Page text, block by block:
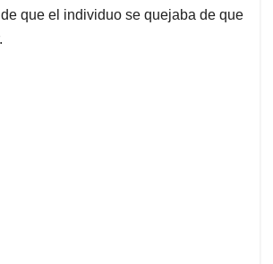
que el individuo se quejaba de que